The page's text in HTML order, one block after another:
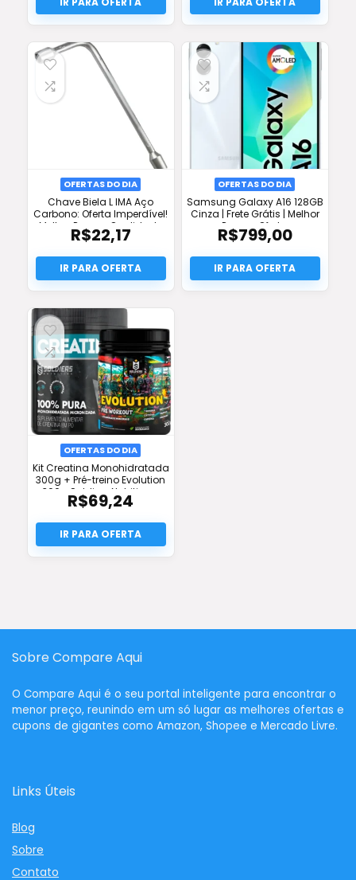
OFERTAS DO DIA
Chave Biela L IMA Aço
Carbono: Oferta Imperdível!
Melhor Preço e Qualidade
R$22,17
OFERTAS DO DIA
Samsung Galaxy A16 128GB
Cinza | Frete Grátis | Melhor
Preço e Oferta
R$799,00
OFERTAS DO DIA
Kit Creatina Monohidratada
300g + Pré-treino Evolution
300g Soldiers Nutrition –
Desconto e Frete Grátis
R$69,24
Sobre Compare Aqui
O Compare Aqui é o seu portal inteligente para encontrar o
menor preço, reunindo em um só lugar as melhores ofertas e
cupons de gigantes como Amazon, Shopee e Mercado Livre.
Links Úteis
Blog
Sobre
Contato